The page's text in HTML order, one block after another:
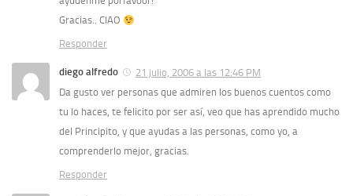
Gracias.. CIAO
Responder
diego alfredo
21 julio, 2006 a las 12:46 PM
Da gusto ver personas que admiren los buenos cuentos como
tu lo haces, te felicito por ser así, veo que has aprendido mucho
del Principito, y que ayudas a las personas, como yo, a
comprenderlo mejor, gracias.
Responder